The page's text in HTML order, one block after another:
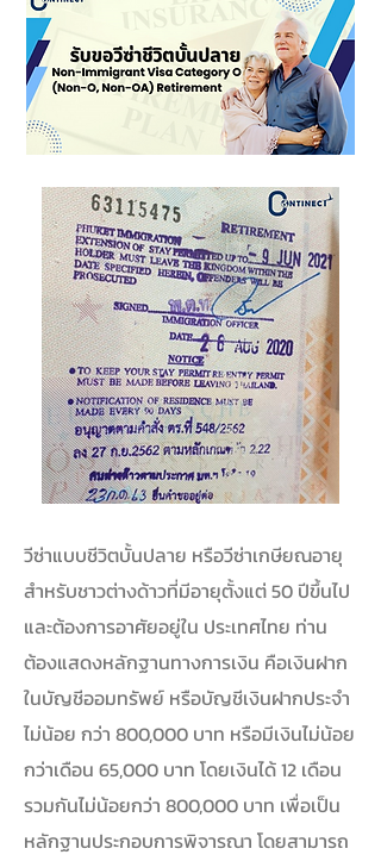
วีซ่าแบบชีวิตบั้นปลาย หรือวีซ่าเกษียณอายุ
สำหรับชาวต่างด้าวที่มีอายุตั้งแต่ 50 ปีขึ้นไป
และต้องการอาศัยอยู่ใน ประเทศไทย ท่าน
ต้องแสดงหลักฐานทางการเงิน คือเงินฝาก
ในบัญชีออมทรัพย์ หรือบัญชีเงินฝากประจำ
ไม่น้อย กว่า 800,000 บาท หรือมีเงินไม่น้อย
กว่าเดือน 65,000 บาท โดยเงินได้ 12 เดือน
รวมกันไม่น้อยกว่า 800,000 บาท เพื่อเป็น
หลักฐานประกอบการพิจารณา โดยสามารถ